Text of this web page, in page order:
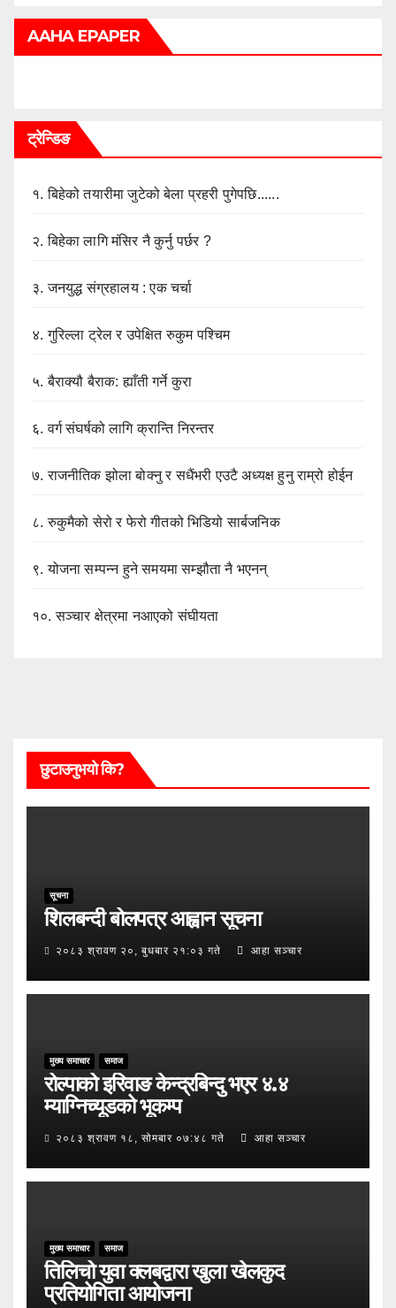
AAHA EPAPER
ट्रेन्डिङ
१.बिहेको तयारीमा जुटेको बेला प्रहरी पुगेपछि......
२.बिहेका लागि मंसिर नै कुर्नु पर्छर ?
३.जनयुद्ध संग्रहालय : एक चर्चा
४.गुरिल्ला ट्रेल र उपेक्षित रुकुम पश्चिम
५.बैराक्यौ बैराक: ह्याँती गर्ने कुरा
६.वर्ग संघर्षको लागि क्रान्ति निरन्तर
७.राजनीतिक झोला बोक्नु र सधैंभरी एउटै अध्यक्ष हुनु राम्रो होईन
८.रुकुमैको सेरो र फेरो गीतको भिडियो सार्बजनिक
९.योजना सम्पन्न हुने समयमा सम्झौता नै भएनन्
१०.सञ्चार क्षेत्रमा नआएको संघीयता
छुटाउनुभयो कि?
सूचना
शिलबन्दी बोलपत्र आह्वान सूचना
२०८३ श्रावण २०, बुधबार २१:०३ गते आहा सञ्चार
मुख्य समाचार समाज
रोल्पाको इरिवाङ केन्द्रबिन्दु भएर ४.४
म्याग्निच्यूडको भूकम्प
२०८३ श्रावण १८, सोमबार ०७:४८ गते आहा सञ्चार
मुख्य समाचार समाज
तिलिचो युवा क्लबद्वारा खुला खेलकुद
प्रतियोगिता आयोजना